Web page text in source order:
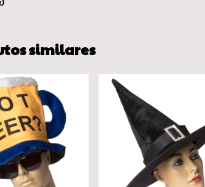
similares